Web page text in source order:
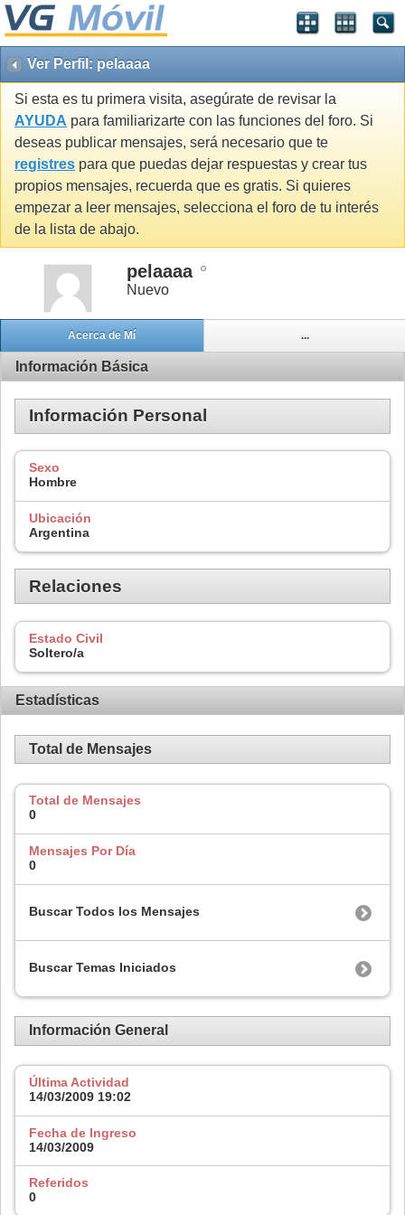
Ver Perfil: pelaaaa
Si esta es tu primera visita, asegúrate de revisar la
AYUDA para familiarizarte con las funciones del foro. Si
deseas publicar mensajes, será necesario que te
registres para que puedas dejar respuestas y crear tus
propios mensajes, recuerda que es gratis. Si quieres
empezar a leer mensajes, selecciona el foro de tu interés
de la lista de abajo.
pelaaaa
Nuevo
Acerca de Mí ...
Información Básica
Información Personal
Sexo
Hombre
Ubicación
Argentina
Relaciones
Estado Civil
Soltero/a
Estadísticas
Total de Mensajes
Total de Mensajes
0
Mensajes Por Día
0
Buscar Todos los Mensajes
Buscar Temas Iniciados
Información General
Última Actividad
14/03/2009 19:02
Fecha de Ingreso
14/03/2009
Referidos
0